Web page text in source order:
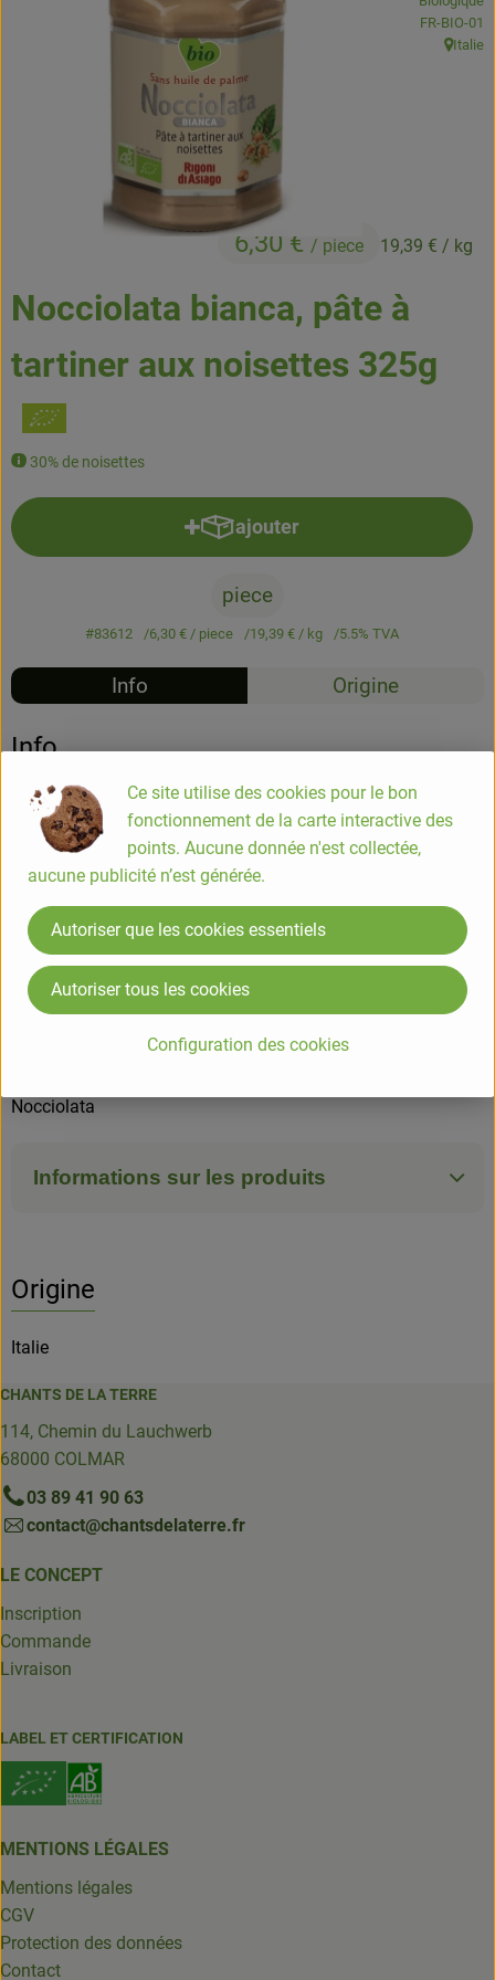
Accessoires et divers
Cosmétique et hygiène
C'est nous
Nocciolata bianca, pâte à
tartiner aux noisettes 325g
30% de noisettes
6,30 € / piece 19,39 € / kg
, Autorité
FR-BIO-01
,
Italie
ajouter
Ajouter le produit au panier
piece
#83612 6,30 € / piece 19,39 € / kg 5.5% TVA
Info Origine
Info
Nocciolata bianca, pâte à tartiner aux noisettes 325g
COMPOSITION
pâte de noisettes* 30%, sucre brut*, lait écrémé en poudre*,
huile de tournesol*, beurre de cacao*, émulsifiant : lécithine
de soja*, extrait de vanille*.
ALLERGENE
Noisettes, lait et Soja; le produit peut contenir des traces
dautres fruits à coque (amandes, noix, pistaches)
Nocciolata
Informations sur les produits
Origine
Italie
CHANTS DE LA TERRE
114, Chemin du Lauchwerb
68000 COLMAR
03 89 41 90 63
contact@chantsdelaterre.fr
LE CONCEPT
Inscription
Commande
Livraison
LABEL ET CERTIFICATION
MENTIONS LÉGALES
Mentions légales
CGV
Protection des données
Contact
Ce site utilise des cookies pour le bon
fonctionnement de la carte interactive des
points. Aucune donnée n'est collectée,
aucune publicité n’est générée.
Configuration des cookies
Autoriser que les cookies essentiels
Autoriser tous les cookies